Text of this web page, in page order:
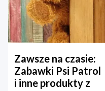
Zawsze na czasie:
Zabawki Psi Patrol
i inne produkty z